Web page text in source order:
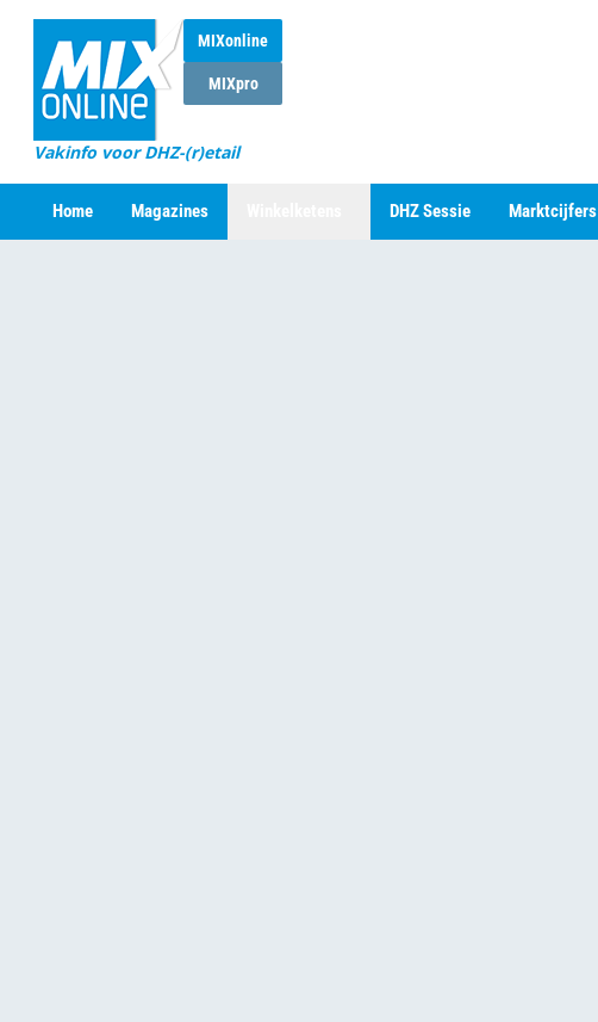
MIXonline
MIXpro
Vakinfo voor DHZ-(r)etail
Home Magazines DHZ Sessie Marktcijfers